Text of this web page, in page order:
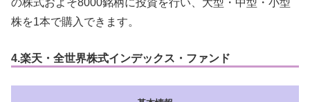
の株式およそ8000銘柄に投資を行い、大型・中型・小型
株を1本で購入できます。
4.楽天・全世界株式インデックス・ファンド